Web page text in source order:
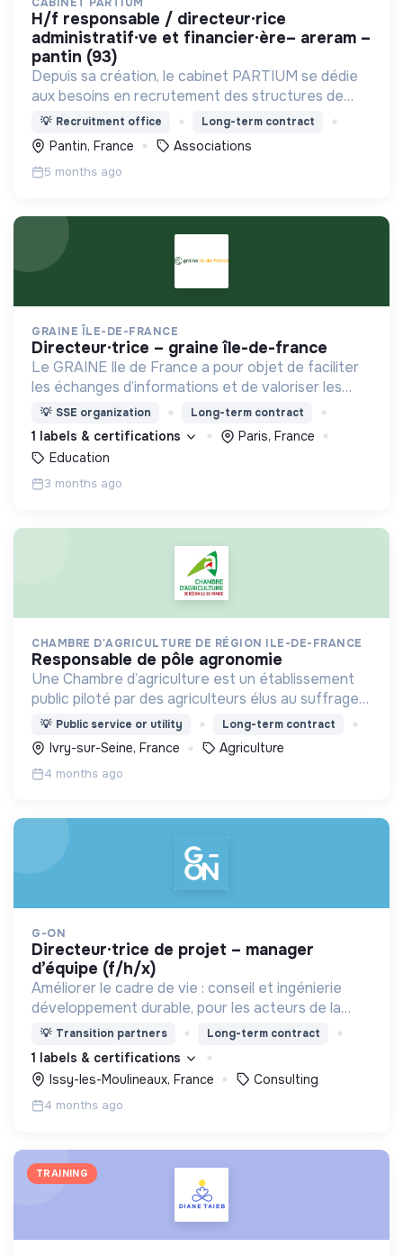
h/f responsable / directeur·rice
administratif·ve et financier·ère– areram –
pantin (93)
Depuis sa création, le cabinet PARTIUM se dédie
aux besoins en recrutement des structures de
l'ESS, selon une démarche centrée à la fois sur
l'humain, les compétences, et une éthique
irréprochable.
💡 Recruitment office Long-term contract
Pantin, France Associations
5 months ago
GRAINE ÎLE-DE-FRANCE
directeur·trice – graine île-de-france
Le GRAINE Ile de France a pour objet de faciliter
les échanges d’informations et de valoriser les
savoir-faire des organismes d’initiation à la nature
et à l’environnement d’Ile de France.
💡 SSE organization Long-term contract
1 labels & certifications
Paris, France
Education
3 months ago
CHAMBRE D'AGRICULTURE DE RÉGION ILE-DE-FRANCE
responsable de pôle agronomie
Une Chambre d’agriculture est un établissement
public piloté par des agriculteurs élus au suffrage
universel tous les 6 ans. Elle représente tous les
agriculteurs des territoires.
💡 Public service or utility Long-term contract
Ivry-sur-Seine, France Agriculture
4 months ago
G-ON
directeur·trice de projet – manager
d’équipe (f/h/x)
Améliorer le cadre de vie : conseil et ingénierie
développement durable, pour les acteurs de la
construction et de l'immobilier.
💡 Transition partners Long-term contract
1 labels & certifications
Issy-les-Moulineaux, France
Consulting
4 months ago
TRAINING